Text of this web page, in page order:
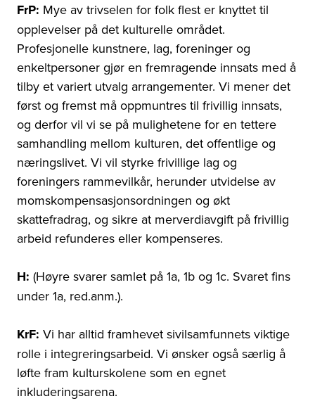
FrP: Mye av trivselen for folk flest er knyttet til
opplevelser på det kulturelle området.
Profesjonelle kunstnere, lag, foreninger og
enkeltpersoner gjør en fremragende innsats med å
tilby et variert utvalg arrangementer. Vi mener det
først og fremst må oppmuntres til frivillig innsats,
og derfor vil vi se på mulighetene for en tettere
samhandling mellom kulturen, det offentlige og
næringslivet. Vi vil styrke frivillige lag og
foreningers rammevilkår, herunder utvidelse av
momskompensasjonsordningen og økt
skattefradrag, og sikre at merverdiavgift på frivillig
arbeid refunderes eller kompenseres.
H: (Høyre svarer samlet på 1a, 1b og 1c. Svaret fins
under 1a, red.anm.).
KrF: Vi har alltid framhevet sivilsamfunnets viktige
rolle i integreringsarbeid. Vi ønsker også særlig å
løfte fram kulturskolene som en egnet
inkluderingsarena.